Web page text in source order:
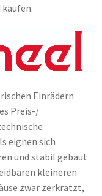
Einrädern
Preis-/
eignen sich
und stabil gebaut
kleineren
zwar zerkratzt,